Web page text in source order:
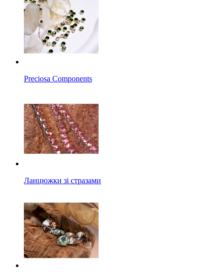
Preciosa Components
Ланцюжки зі стразами